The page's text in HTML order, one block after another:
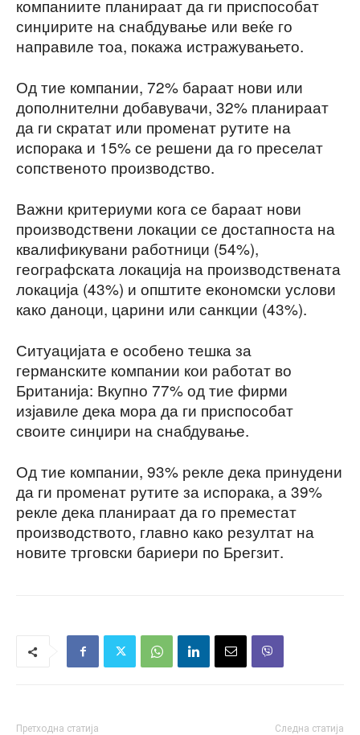
компаниите планираат да ги приспособат
синџирите на снабдување или веќе го
направиле тоа, покажа истражувањето.
Од тие компании, 72% бараат нови или
дополнителни добавувачи, 32% планираат
да ги скратат или променат рутите на
испорака и 15% се решени да го преселат
сопственото производство.
Важни критериуми кога се бараат нови
производствени локации се достапноста на
квалификувани работници (54%),
географската локација на производствената
локација (43%) и општите економски услови
како даноци, царини или санкции (43%).
Ситуацијата е особено тешка за
германските компании кои работат во
Британија: Вкупно 77% од тие фирми
изјавиле дека мора да ги приспособат
своите синџири на снабдување.
Од тие компании, 93% рекле дека принудени
да ги променат рутите за испорака, а 39%
рекле дека планираат да го преместат
производството, главно како резултат на
новите трговски бариери по Брегзит.
Претходна статија Следна статија